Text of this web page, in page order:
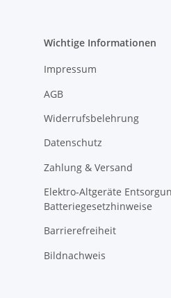
Wichtige Informationen
Impressum
AGB
Widerrufsbelehrung
Datenschutz
Zahlung & Versand
Elektro-Altgeräte
Batteriegesetzhinweise
Barrierefreiheit
Bildnachweis